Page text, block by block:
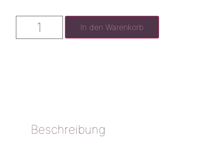
In den Warenkorb
Beschreibung